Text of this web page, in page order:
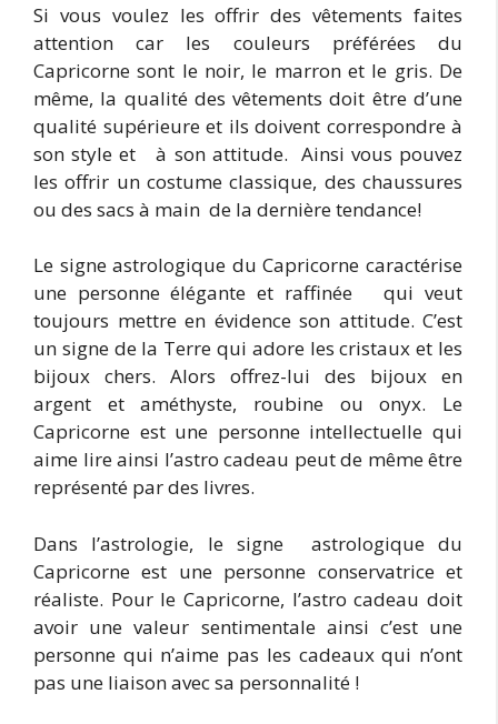
Si vous voulez les offrir des vêtements faites
attention car les couleurs préférées du
Capricorne sont le noir, le marron et le gris. De
même, la qualité des vêtements doit être d’une
qualité supérieure et ils doivent correspondre à
son style et à son attitude. Ainsi vous pouvez
les offrir un costume classique, des chaussures
ou des sacs à main de la dernière tendance!
Le signe astrologique du Capricorne caractérise
une personne élégante et raffinée qui veut
toujours mettre en évidence son attitude. C’est
un signe de la Terre qui adore les cristaux et les
bijoux chers. Alors offrez-lui des bijoux en
argent et améthyste, roubine ou onyx. Le
Capricorne est une personne intellectuelle qui
aime lire ainsi l’astro cadeau peut de même être
représenté par des livres.
Dans l’astrologie, le signe astrologique du
Capricorne est une personne conservatrice et
réaliste. Pour le Capricorne, l’astro cadeau doit
avoir une valeur sentimentale ainsi c’est une
personne qui n’aime pas les cadeaux qui n’ont
pas une liaison avec sa personnalité !